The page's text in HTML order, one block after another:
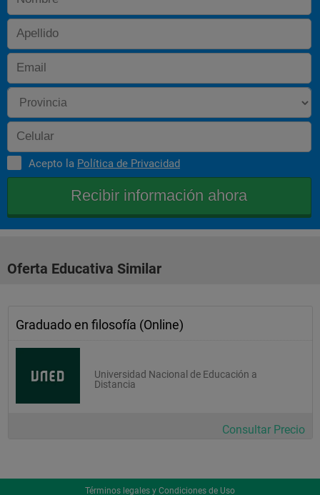
Acepto la Política de Privacidad
Oferta Educativa Similar
Graduado en filosofía (Online)
Universidad Nacional de Educación a
Distancia
Consultar Precio
Términos legales y Condiciones de Uso